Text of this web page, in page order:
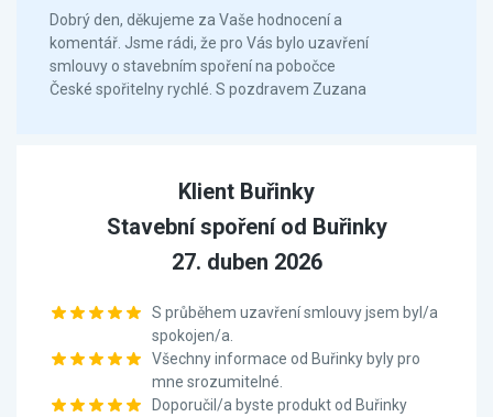
Dobrý den, děkujeme za Vaše hodnocení a
komentář. Jsme rádi, že pro Vás bylo uzavření
smlouvy o stavebním spoření na pobočce
České spořitelny rychlé. S pozdravem Zuzana
Klient Buřinky
Stavební spoření od Buřinky
27. duben 2026
S průběhem uzavření smlouvy jsem byl/a
spokojen/a.
Všechny informace od Buřinky byly pro
mne srozumitelné.
Doporučil/a byste produkt od Buřinky